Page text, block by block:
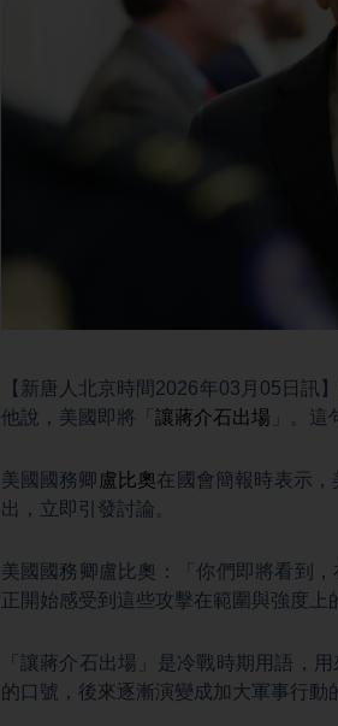
【新唐人北京時間2026年03月05日訊
他說，美國即將「 讓蔣介石出場 」。
美國國務卿 盧比奧在國會簡報時表示
出，立即引發討論。
美國國務卿盧比奧：「你們即將看到
正開始感受到這些攻擊在範圍與強度上
「讓蔣介石出場」是冷戰時期用語，
的口號，後來逐漸演變成加大軍事行動